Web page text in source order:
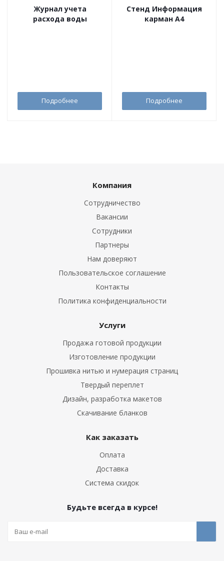
Журнал учета
расхода воды
Подробнее
Стенд Информация
карман А4
Подробнее
Компания
Сотрудничество
Вакансии
Сотрудники
Партнеры
Нам доверяют
Пользовательское соглашение
Контакты
Политика конфиденциальности
Услуги
Продажа готовой продукции
Изготовление продукции
Прошивка нитью и нумерация страниц
Твердый переплет
Дизайн, разработка макетов
Скачивание бланков
Как заказать
Оплата
Доставка
Система скидок
Будьте всегда в курсе!